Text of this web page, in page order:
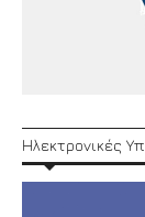
Ηλεκτρονικές